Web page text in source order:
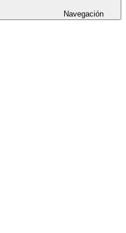
Navegación